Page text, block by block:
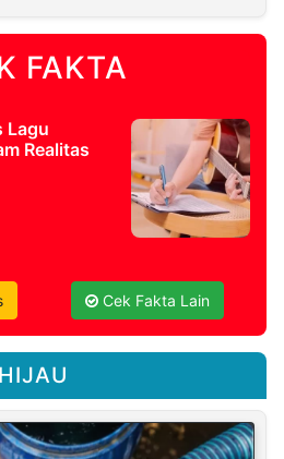
FAKTA
Lagu
Realitas
Cek Fakta Lain